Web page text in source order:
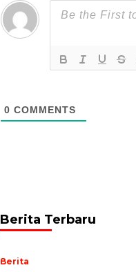
0 COMMENTS
Berita Terbaru
Berita